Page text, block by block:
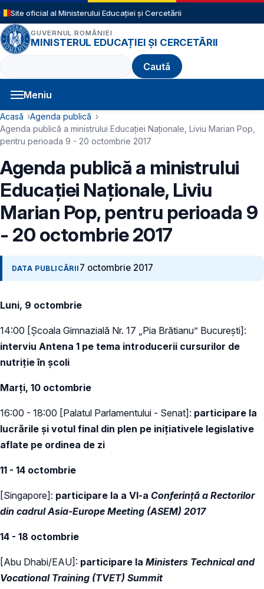
Sari la conținutul principal
Site oficial al Ministerului Educației și Cercetării
GUVERNUL ROMÂNIEI
MINISTERUL EDUCAȚIEI ȘI CERCETĂRII
Caută
Meniu
Navigație principală
Cale de navigare
Acasă
Agenda publică
Agenda publică a ministrului Educației Naționale, Liviu Marian Pop,
pentru perioada 9 - 20 octombrie 2017
Agenda publică a ministrului
Educației Naționale, Liviu
Marian Pop, pentru perioada 9
- 20 octombrie 2017
DATA PUBLICĂRII 7 octombrie 2017
Luni, 9 octombrie
14:00 [Școala Gimnazială Nr. 17 „Pia Brătianu” București]:
interviu Antena 1 pe tema introducerii cursurilor de
nutriție în școli
Marți, 10 octombrie
16:00 - 18:00 [Palatul Parlamentului - Senat]: participare la
lucrările și votul final din plen pe inițiativele legislative
aflate pe ordinea de zi
11 - 14 octombrie
[Singapore]: participare la a VI-a Conferință a Rectorilor
din cadrul Asia-Europe Meeting (ASEM) 2017
14 - 18 octombrie
[Abu Dhabi/EAU]: participare la Ministers Technical and
Vocational Training (TVET) Summit